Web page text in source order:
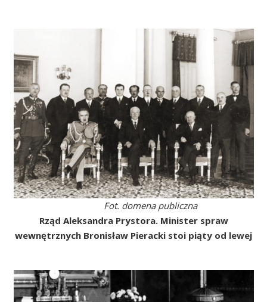
Fot. domena publiczna
Rząd Aleksandra Prystora. Minister spraw
wewnętrznych Bronisław Pieracki stoi piąty od lewej